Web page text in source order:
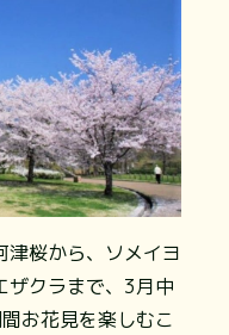
桜から、ソメイヨ
ザクラまで、3月中
お花見を楽しむこ